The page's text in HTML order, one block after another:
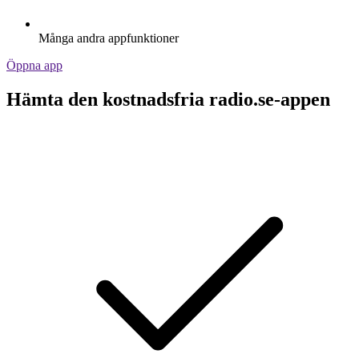
Många andra appfunktioner
Öppna app
Hämta den kostnadsfria radio.se-appen